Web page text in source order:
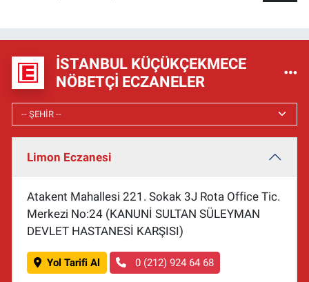
İSTANBUL KÜÇÜKÇEKMECE
NÖBETÇI ECZANELER
Limon Eczanesi
Atakent Mahallesi 221. Sokak 3J Rota Office Tic.
Merkezi No:24 (KANUNİ SULTAN SÜLEYMAN
DEVLET HASTANESİ KARŞISI)
Yol Tarifi Al 0 (212) 924 64 68